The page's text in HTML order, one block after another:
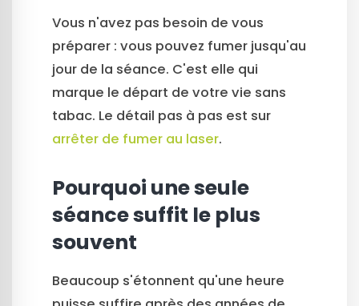
Vous n'avez pas besoin de vous
préparer : vous pouvez fumer jusqu'au
jour de la séance. C'est elle qui
marque le départ de votre vie sans
tabac. Le détail pas à pas est sur
arrêter de fumer au laser.
Pourquoi une seule
séance suffit le plus
souvent
Beaucoup s'étonnent qu'une heure